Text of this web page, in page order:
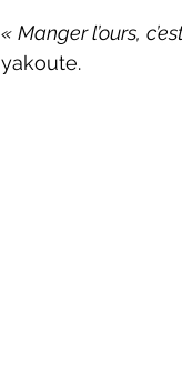
« Manger l’ours,
yakoute.